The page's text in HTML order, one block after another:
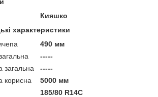
Кияшко
характеристики
490 мм
-----
загальна
-----
корисна
5000 мм
185/80 R14С